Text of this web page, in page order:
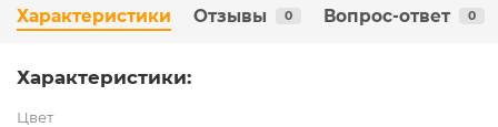
Характеристики Отзывы 0 Вопрос-ответ 0
Характеристики:
Цвет